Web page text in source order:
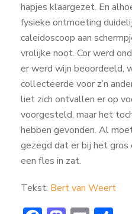
hapjes klaargezet. En
fysieke ontmoeting
caleidoscoop aan
vrolijke noot. Cor werd
er werd wijn beoordeeld,
collecteerde voor z’n
liet zich ontvallen er op
voorgesteld, maar het
hebben gevonden. Al
gezegd dat er bij het
een fles in zat.
Tekst: Bert van Weert